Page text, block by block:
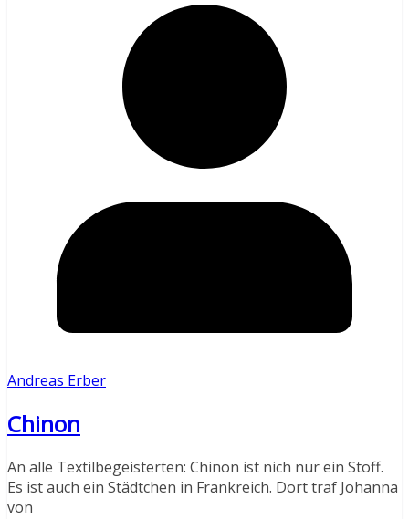
Andreas Erber
Chinon
An alle Textilbegeisterten: Chinon ist nich nur ein Stoff.
Es ist auch ein Städtchen in Frankreich. Dort traf Johanna
von